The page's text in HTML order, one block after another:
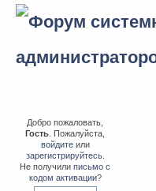
Добро пожаловать,
Гость . Пожалуйста,
войдитеили
зарегистрируйтесь.
Не получилиписьмо с
кодом активации?